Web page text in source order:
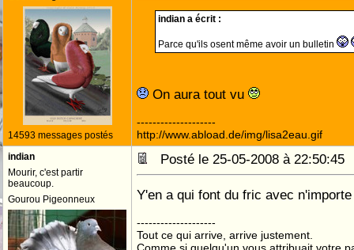
14593 messages postés
indian a écrit :
Parce qu'ils osent même avoir un bulletin
On aura tout vu
--------------------
http://www.abload.de/img/lisa2eau.gif
indian
Mourir, c'est partir
beaucoup.
Gourou Pigeonneux
Posté le 25-05-2008 à
Y'en a qui font du fric avec
--------------------
Tout ce qui arrive, arrive justement.